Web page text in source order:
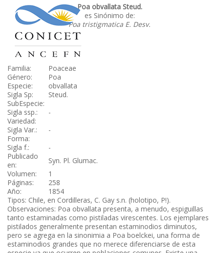
Poa obvallata Steud.
es Sinónimo de:
Poa tristigmatica E. Desv.
Familia:
Poaceae
Género:
Poa
Especie:
obvallata
Sigla Sp:
Steud.
SubEspecie:
Sigla ssp.:
-
Variedad:
Sigla Var.:
-
Forma:
Sigla f.:
-
Publicado
en:
Syn. Pl. Glumac.
Volumen:
1
Páginas:
258
Año:
1854
Tipos: Chile, en Cordilleras, C. Gay s.n. (holotipo, P!).
Observaciones: Poa obvallata presenta, a menudo, espiguillas
tanto estaminadas como pistiladas virescentes. Los ejemplares
pistilados generalmente presentan estaminodios diminutos,
pero se agrega en la sinonimia a Poa boelckei, una forma de
estaminodios grandes que no merece diferenciarse de esta